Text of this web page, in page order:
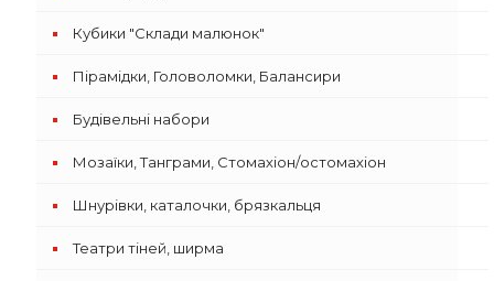
Кубики "Склади малюнок"
Пірамідки, Головоломки, Балансири
Будівельні набори
Мозаїки, Танграми, Стомахіон/остомахіон
Шнурівки, каталочки, брязкальця
Театри тіней, ширма